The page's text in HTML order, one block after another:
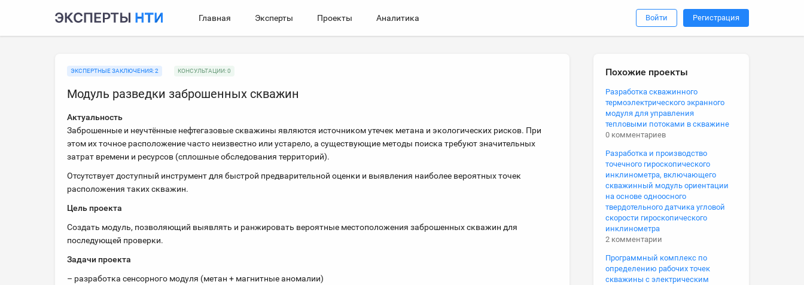
Главная Эксперты Проекты Аналитика Войти Регистрация
ЭКСПЕРТНЫЕ ЗАКЛЮЧЕНИЯ: 2 КОНСУЛЬТАЦИИ: 0
Модуль разведки заброшенных скважин
Актуальность
Заброшенные и неучтённые нефтегазовые скважины являются источником утечек метана и экологических рисков. При
этом их точное расположение часто неизвестно или устарело, а существующие методы поиска требуют значительных
затрат времени и ресурсов (сплошные обследования территорий).
Отсутствует доступный инструмент для быстрой предварительной оценки и выявления наиболее вероятных точек
расположения таких скважин.
Цель проекта
Создать модуль, позволяющий выявлять и ранжировать вероятные местоположения заброшенных скважин для
последующей проверки.
Задачи проекта
– разработка сенсорного модуля (метан + магнитные аномалии)
Похожие проекты
Разработка скважинного
термоэлектрического экранного
модуля для управления
тепловыми потоками в скважине
0 комментариев
Разработка и производство
точечного гироскопического
инклинометра, включающего
скважинный модуль ориентации
на основе одноосного
твердотельного датчика угловой
скорости гироскопического
инклинометра
2 комментарии
Программный комплекс по
определению рабочих точек
скважины с электрическим